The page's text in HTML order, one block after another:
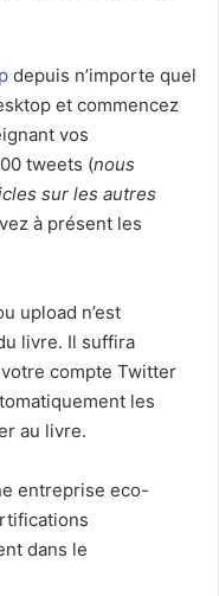
depuis n’importe quel
et commencez
vos
tweets (nous
sur les autres
à présent les
upload n’est
livre. Il suffira
compte Twitter
les
au livre.
entreprise eco-
dans le